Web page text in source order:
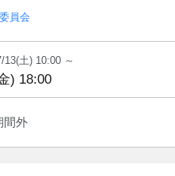
員会
13(土) 10:00 ～
) 18:00
間外